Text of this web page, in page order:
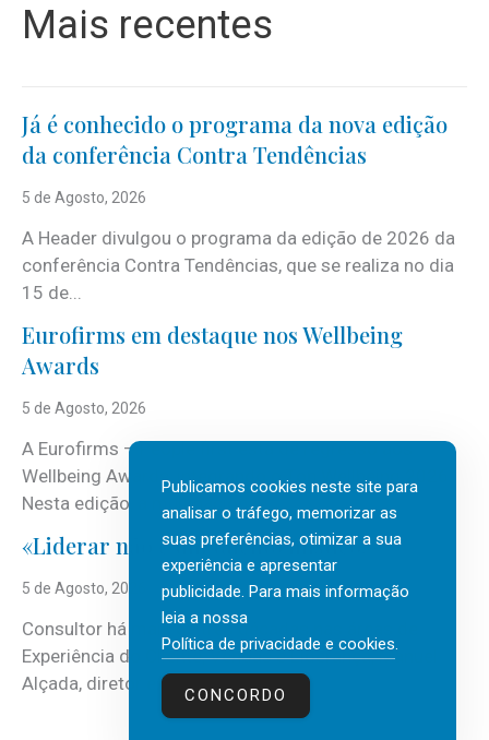
Mais recentes
Já é conhecido o programa da nova edição
da conferência Contra Tendências
5 de Agosto, 2026
A Header divulgou o programa da edição de 2026 da
conferência Contra Tendências, que se realiza no dia
15 de...
Eurofirms em destaque nos Wellbeing
Awards
5 de Agosto, 2026
A Eurofirms – People first está de regresso aos
Wellbeing Awards, integrando o Top Wellbeing 2026.
Nesta edição, a multinacional...
«Liderar não é um talento místico.»
5 de Agosto, 2026
Consultor há mais de três décadas nas áreas de
Experiência do Cliente, Vendas e Liderança, Manuel
Alçada, diretor executivo da...
Publicamos cookies neste site para
analisar o tráfego, memorizar as
suas preferências, otimizar a sua
experiência e apresentar
publicidade. Para mais informação
leia a nossa
Política de privacidade e cookies.
CONCORDO